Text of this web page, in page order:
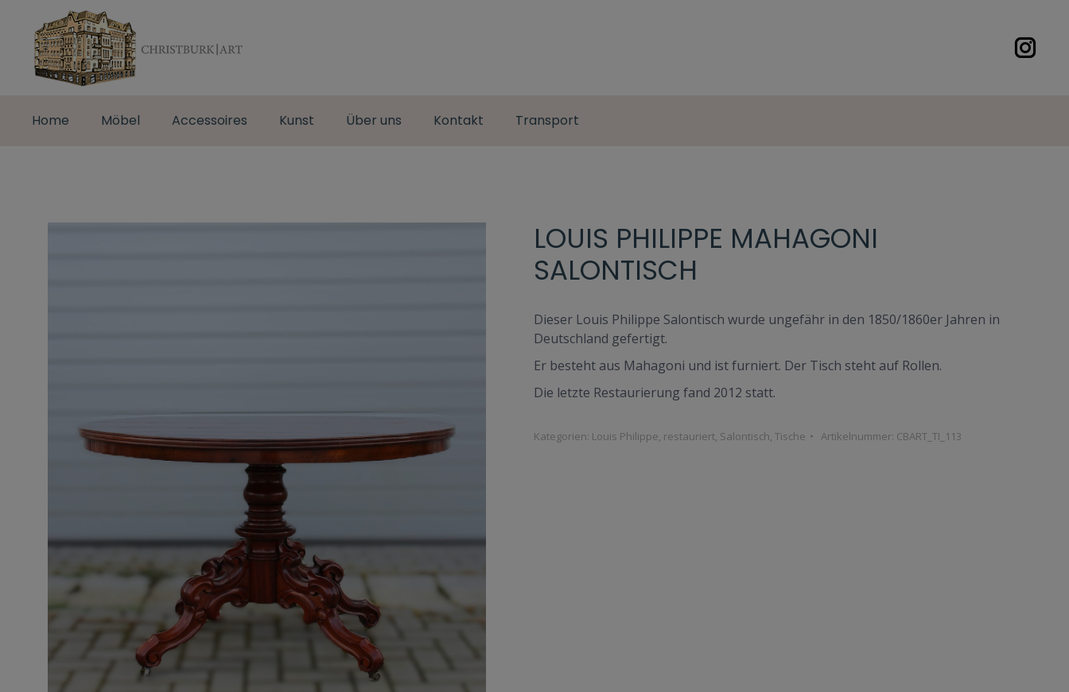
Home Möbel Accessoires Kunst Über uns Kontakt Transport
LOUIS PHILIPPE MAHAGONI
SALONTISCH
Dieser Louis Philippe Salontisch wurde ungefähr in den 1850/1860er Jahren in
Deutschland gefertigt.
Er besteht aus Mahagoni und ist furniert. Der Tisch steht auf Rollen.
Die letzte Restaurierung fand 2012 statt.
Kategorien: Louis Philippe, restauriert, Salontisch, Tische Artikelnummer: CBART_TI_113